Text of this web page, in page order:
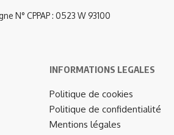
N° CPPAP : 0523 W 93100
INFORMATIONS LEGALES
Politique de cookies
Politique de confidentialité
Mentions légales